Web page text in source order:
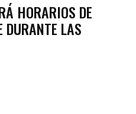
HORARIOS DE
DURANTE LAS